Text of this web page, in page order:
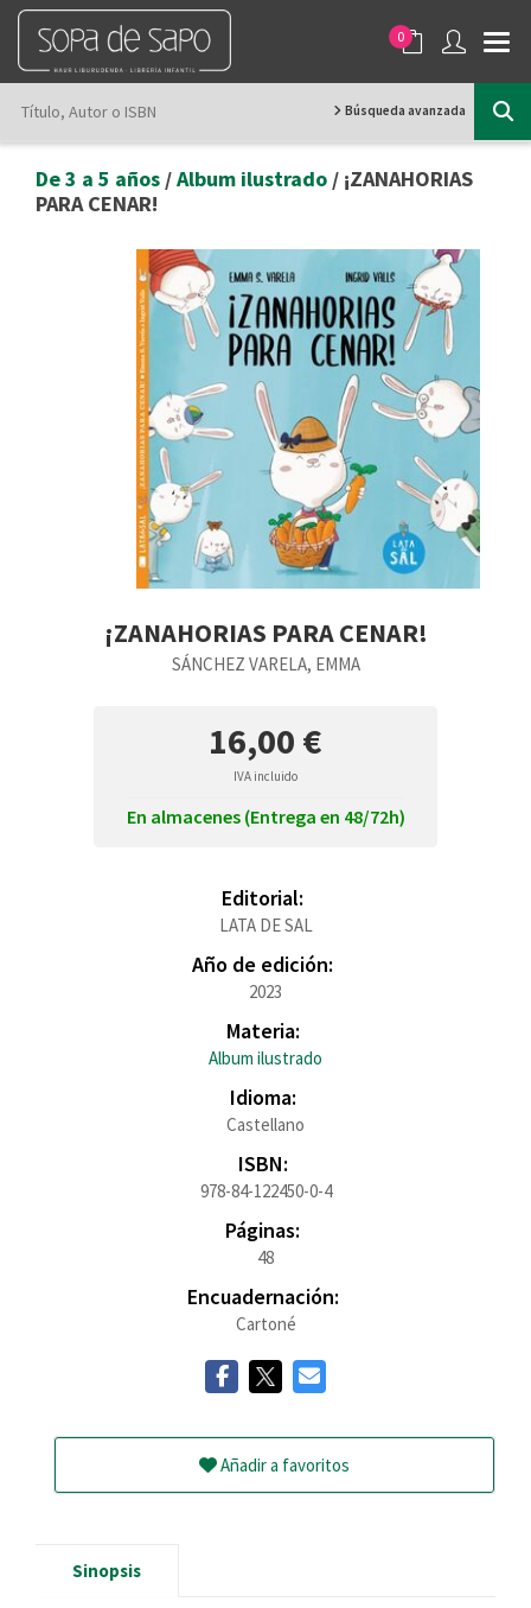
0
Búsqueda avanzada
De 3 a 5 años /Album ilustrado / ¡ZANAHORIAS
PARA CENAR!
¡ZANAHORIAS PARA CENAR!
SÁNCHEZ VARELA, EMMA
16,00 €
IVA incluido
En almacenes (Entrega en 48/72h)
Editorial:
LATA DE SAL
Año de edición:
2023
Materia:
Album ilustrado
Idioma:
Castellano
ISBN:
978-84-122450-0-4
Páginas:
48
Encuadernación:
Cartoné
Añadir a favoritos
Sinopsis